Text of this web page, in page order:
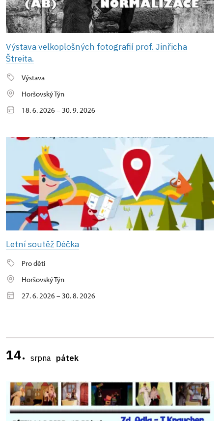
Výstava velkoplošných fotografií prof. Jinřicha
Štreita.
Výstava
Horšovský Týn
18. 6. 2026 – 30. 9. 2026
Letní soutěž Déčka
Pro děti
Horšovský Týn
27. 6. 2026 – 30. 8. 2026
14. srpna pátek